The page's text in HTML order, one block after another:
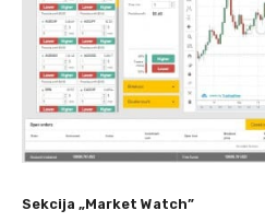
Sekcija „Market Watch”